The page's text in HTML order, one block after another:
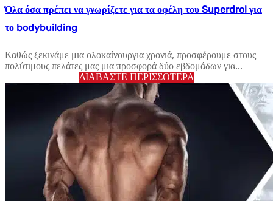
Όλα όσα πρέπει να γνωρίζετε για τα οφέλη του Superdrol για
το bodybuilding
Καθώς ξεκινάμε μια ολοκαίνουργια χρονιά, προσφέρουμε στους
πολύτιμους πελάτες μας μια προσφορά δύο εβδομάδων για...
ΔΙΑΒΆΣΤΕ ΠΕΡΙΣΣΌΤΕΡΑ